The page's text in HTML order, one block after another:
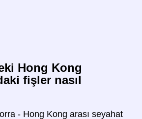
Hong Kong
fişler nasıl
- Hong Kong arası seyahat